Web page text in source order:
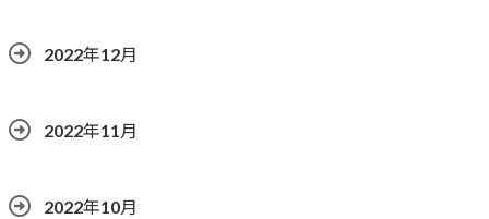
2022年12月
2022年11月
2022年10月